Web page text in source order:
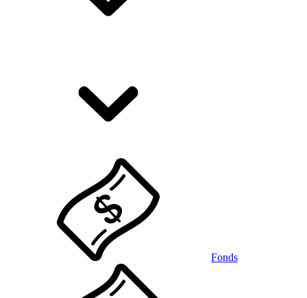
Fonds